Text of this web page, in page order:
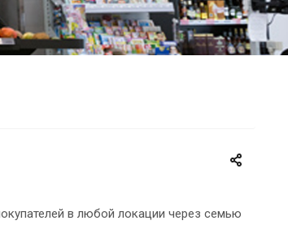
в любой локации через семью